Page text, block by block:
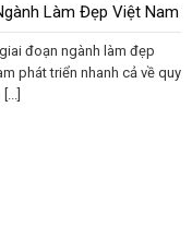
Làm Đẹp Việt Nam
đoạn ngành làm đẹp
phát triển nhanh cả về quy